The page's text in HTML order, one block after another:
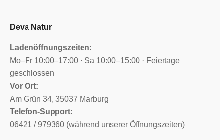
Deva Natur
Ladenöffnungszeiten:
Mo–Fr 10:00–17:00 · Sa 10:00–15:00 · Feiertage
geschlossen
Vor Ort:
Am Grün 34, 35037 Marburg
Telefon-Support:
06421 / 979360 (während unserer Öffnungszeiten)